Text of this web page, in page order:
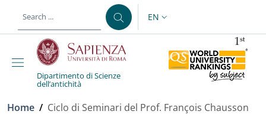
LANGUAGE SWITCHER:
EN
Dipartimento di Scienze
dell’antichità
Breadcrumb
Home / Ciclo di Seminari del Prof. François Chausson